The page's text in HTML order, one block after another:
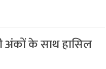
के साथ हासिल